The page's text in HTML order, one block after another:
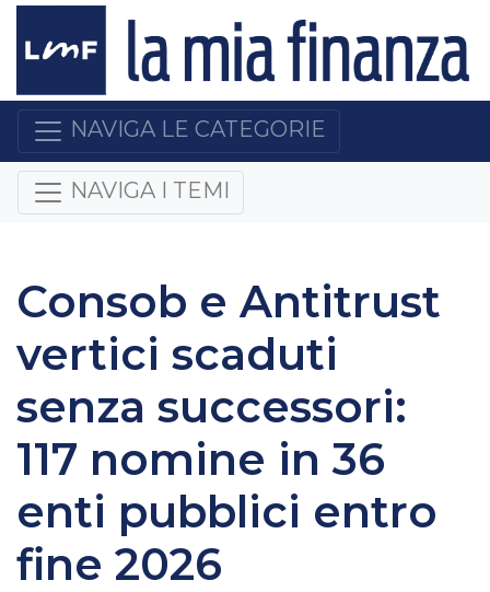
NAVIGA LE CATEGORIE
NAVIGA I TEMI
Consob e Antitrust
vertici scaduti
senza successori:
117 nomine in 36
enti pubblici entro
fine 2026